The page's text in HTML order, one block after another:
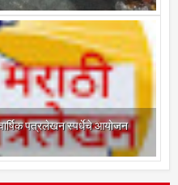
यांचा सत्कार